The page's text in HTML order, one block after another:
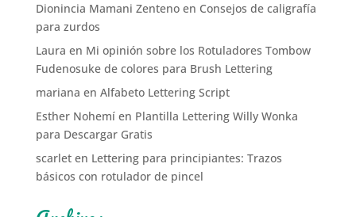
Dionincia Mamani Zentenoen Consejos de caligrafía
para zurdos
Laura en Mi opinión sobre los Rotuladores Tombow
Fudenosuke de colores para Brush Lettering
mariana en Alfabeto Lettering Script
Esther Nohemíen Plantilla Lettering Willy Wonka
para Descargar Gratis
scarleten Lettering para principiantes: Trazos
básicos con rotulador de pincel